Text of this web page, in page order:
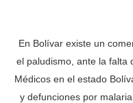
En Bolívar existe un
el paludismo, ante la falta
Médicos en el estado
y defunciones por